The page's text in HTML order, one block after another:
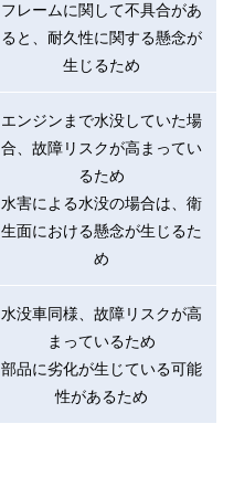
フレームに関して不具合があ
ると、耐久性に関する懸念が
生じるため
エンジンまで水没していた場
合、故障リスクが高まってい
るため
水害による水没の場合は、衛
生面における懸念が生じるた
め
水没車同様、故障リスクが高
まっているため
部品に劣化が生じている可能
性があるため